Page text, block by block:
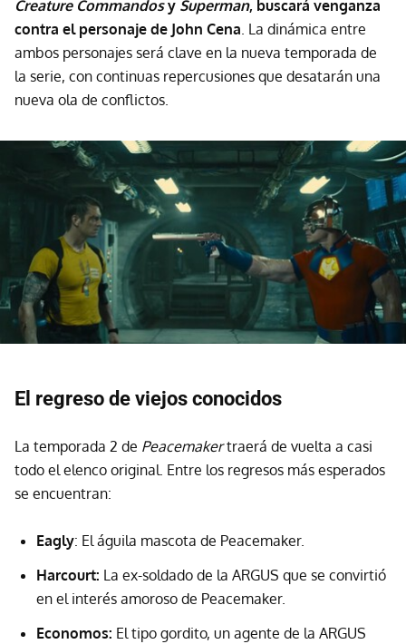
Creature Commandosy Superman, buscará venganza
contra el personaje de John Cena. La dinámica entre
ambos personajes será clave en la nueva temporada de
la serie, con continuas repercusiones que desatarán una
nueva ola de conflictos.
El regreso de viejos conocidos
La temporada 2 de Peacemakertraerá de vuelta a casi
todo el elenco original. Entre los regresos más esperados
se encuentran:
Eagly: El águila mascota de Peacemaker.
Harcourt: La ex-soldado de la ARGUS que se convirtió
en el interés amoroso de Peacemaker.
Economos: El tipo gordito, un agente de la ARGUS